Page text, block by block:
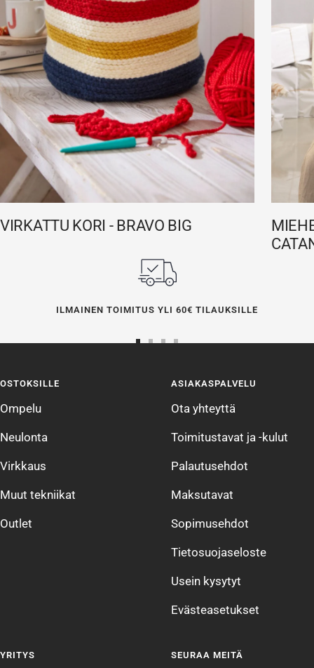
VIRKATTU KORI - BRAVO BIG
ILMAINEN TOIMITUS YLI 60€ TILAUKSILLE
4
OSTOKSILLE
Ompelu
Neulonta
Virkkaus
Muut tekniikat
Outlet
ASIAKASPALVELU
Ota yhteyttä
Toimitustavat ja -kulut
Palautusehdot
Maksutavat
Sopimusehdot
Tietosuojaseloste
Usein kysytyt
Evästeasetukset
YRITYS SEURAA MEITÄ